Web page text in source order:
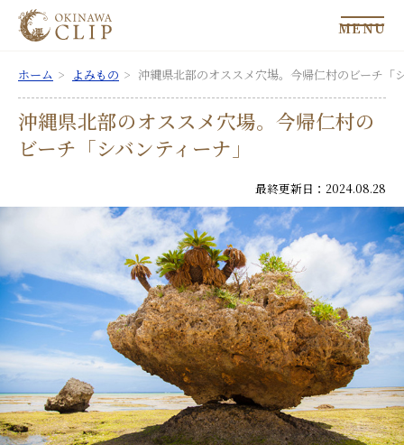
MENU
ホーム よみもの 沖縄県北部のオススメ穴場。今帰仁村のビーチ「
沖縄県北部のオススメ穴場。今帰仁村の
ビーチ「シバンティーナ」
最終更新日：2024.08.28